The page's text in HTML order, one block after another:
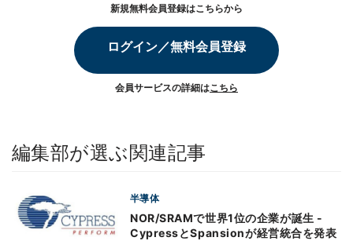
新規無料会員登録はこちらから
ログイン／無料会員登録
会員サービスの詳細はこちら
編集部が選ぶ関連記事
半導体
NOR/SRAMで世界1位の企業が誕生 -
CypressとSpansionが経営統合を発表